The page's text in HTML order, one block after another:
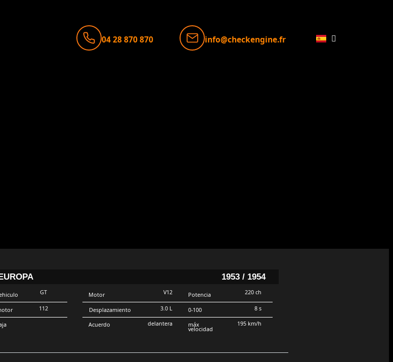
04 28 870 870 info@checkengine.fr
1953 / 1954
GT
112
Motor
Desplazamiento
Acuerdo
V12
3.0 L
delantera
Potencia
0-100
máx
velocidad
220 ch
8 s
195 km/h